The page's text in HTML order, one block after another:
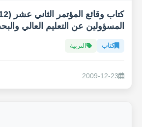
المسؤولين عن التعليم العالي
كتاب التربية
2009-12-23